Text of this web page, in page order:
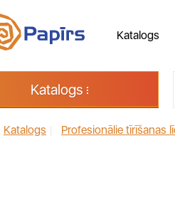
Katalogs
Katalogs
Katalogs Profesionālie tīrīšanas